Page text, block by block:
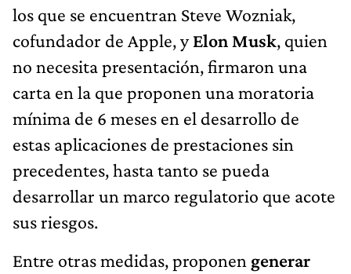
los que se encuentran Steve Wozniak,
cofundador de Apple, yElon Musk, quien
no necesita presentación, firmaron una
carta en la que proponen una moratoria
mínima de 6 meses en el desarrollo de
estas aplicaciones de prestaciones sin
precedentes, hasta tanto se pueda
desarrollar un marco regulatorio que acote
sus riesgos.
Entre otras medidas, proponen generar